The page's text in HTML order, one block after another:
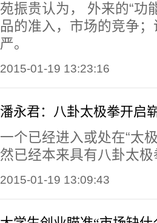
苑振贵认为， 外来的“功
品的准入，市场的竞争
严。
2015-01-19 13:23:16
潘永君：八卦太极拳开启
一个已经进入或处在“太
然已经本来具有八卦太极
2015-01-19 13:09:43